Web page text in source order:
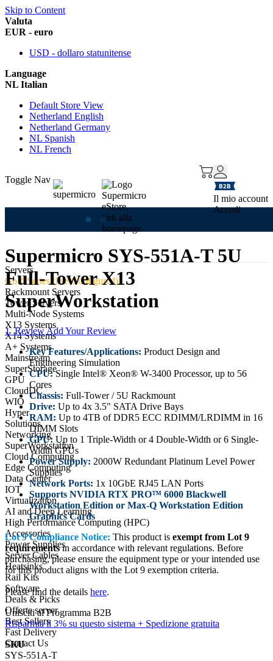
Skip to Content
Valuta
EUR - euro
USD - dollaro statunitense
Language
NL Italian
Default Store View
Netherland English
Netherland Germany
NL Spanish
NL French
Toggle Nav
Il mio account
Accedi
Servers
Gold Series (Pre-Configured)
Rackmount Servers
Tower Servers
Multi-Node Systems
X13 Systems
X14 Systems
A+ Systems
Mainstream
SuperStorage
GPU
CloudDC
WIO
Hyper
Solutions
Networking
SuperWorkstation
Cloud Computing
Edge Computing
Data Center
IOT
Virtualization
AI and Deep Learning
High Performance Computing (HPC)
Accessories
Power Supplies
Server Cables
Heatsinks
Rail Kits
Software
Deals & Picks
Offerte server
Best Sellers
Fast Delivery
Contact Us
Supermicro SYS-551A-T 5U
Full-Tower X13
SuperWorkstation
1 ReviewAdd Your Review
Key Features/Applications: Product Design and
Engineering Simulation
CPU:Single Intel® Xeon® W-3400 Processor, up to 56
Cores
Chassis: Full-Tower / 5U Rackmount
Drive: Up to 4x 3.5" SATA Drive Bays
RAM: Up to 4TB of DDR5 ECC RDIMM/LRDIMM in 16
DIMM Slots
GPU: Up to 1 Triple-Width or 4 Double-Width or 6 Single-
Width GPUs
Power Supply: 2000W Redundant Platinum Level Power
Supplies
Network Ports: 1x 10GbE RJ45 LAN Ports
Supports NVIDIA RTX PRO™ 6000 Blackwell
Workstation Edition or Max-Q Workstation Edition
Graphics Cards
Lot 9 Compliance Notice: This product is exempt from Lot 9
requirementsin accordance with relevant regulations. Before
purchasing, please ensure the equipment type or your intended use
for this product aligns with the Lot 9 exemption criteria.
Please find the details here.
Unisciti al Programma B2B
Risparmia il 3% su questo sistema + Spedizione gratuita
SKU
SYS-551A-T